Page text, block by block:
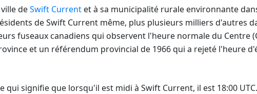
deSwift Current et à sa municipalité rurale environnante
de Swift Current même, plus plusieurs milliers d'autres
fuseaux canadiens qui observent l'heure normale du Centre
et un référendum provincial de 1966 qui a rejeté l'heure
qui signifie que lorsqu'il est midi à Swift Current, il est 18:00